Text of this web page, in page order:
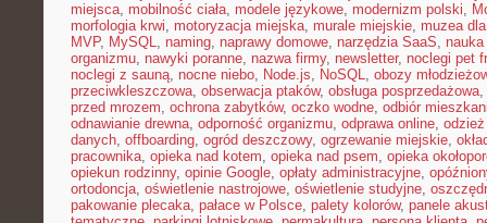
miejsca, mobilność ciała, modele językowe, modernizm polski,
morfologia krwi, motoryzacja miejska, murale miejskie, muzea
MVP, MySQL, naming, naprawy domowe, narzędzia SaaS, nauka
organizmu, nawyki poranne, nazwa firmy, newsletter, noclegi pet
noclegi z sauną, nocne niebo, Node.js, NoSQL, obozy
przeciwkleszczowa, obserwacja ptaków, obsługa posprzedażowa,
przed mrozem, ochrona zabytków, oczko wodne, odbiór
odnawianie drewna, odporność organizmu, odprawa online,
danych, offboarding, ogród deszczowy, ogrzewanie miejskie,
pracownika, opieka nad kotem, opieka nad psem, opieka
opiekun rodzinny, opinie Google, opłaty administracyjne,
ortodoncja, oświetlenie nastrojowe, oświetlenie studyjne,
pakowanie plecaka, pałace w Polsce, palety kolorów, panele